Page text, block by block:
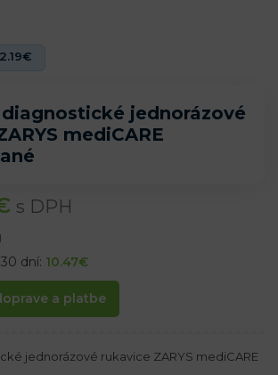
jednorázové
mediCARE
2.19€
s DPH
dní: 10.47€
a platbe
jednorázové rukavice ZARYS mediCARE